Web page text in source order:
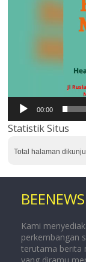
00:00
Statistik Situs
Total halaman
Kami
perkembangan
terutama berita
yang diramu